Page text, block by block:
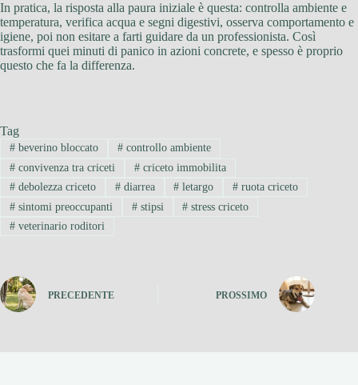
In pratica, la risposta alla paura iniziale è questa: controlla ambiente e
temperatura, verifica acqua e segni digestivi, osserva comportamento e
igiene, poi non esitare a farti guidare da un professionista. Così
trasformi quei minuti di panico in azioni concrete, e spesso è proprio
questo che fa la differenza.
Tag
#beverino bloccato #controllo ambiente
#convivenza tra criceti #criceto immobilita
#debolezza criceto #diarrea # letargo # ruota criceto
#sintomi preoccupanti #stipsi # stress criceto
#veterinario roditori
PRECEDENTE PROSSIMO